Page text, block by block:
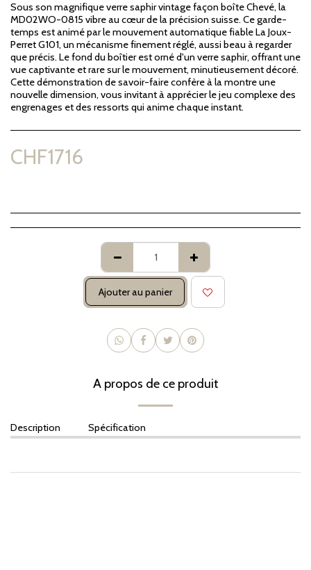
Sous son magnifique verre saphir vintage façon boîte Chevé, la
MD02WO-0815 vibre au cœur de la précision suisse. Ce garde-
temps est animé par le mouvement automatique fiable La Joux-
Perret G101, un mécanisme finement réglé, aussi beau à regarder
que précis. Le fond du boîtier est orné d'un verre saphir, offrant une
vue captivante et rare sur le mouvement, minutieusement décoré.
Cette démonstration de savoir-faire confère à la montre une
nouvelle dimension, vous invitant à apprécier le jeu complexe des
engrenages et des ressorts qui anime chaque instant.
CHF1716
Ajouter au panier
A propos de ce produit
Description Spécification